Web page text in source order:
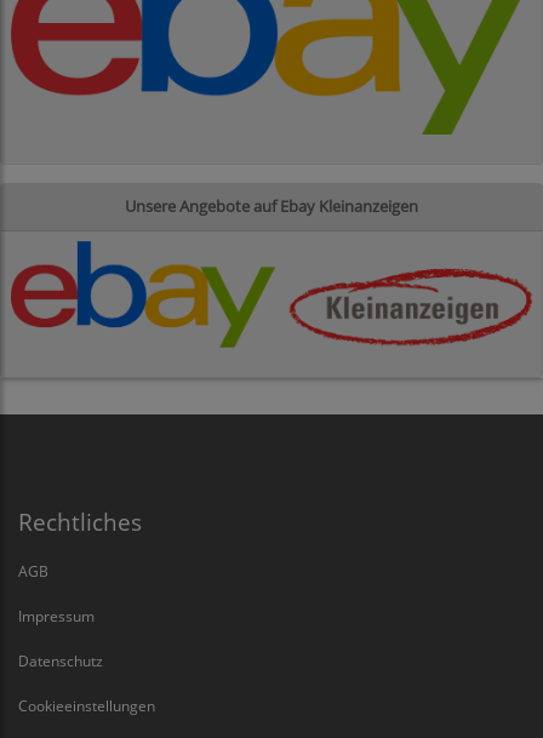
Unsere Angebote auf Ebay Kleinanzeigen
Rechtliches
AGB
Impressum
Datenschutz
Cookieeinstellungen